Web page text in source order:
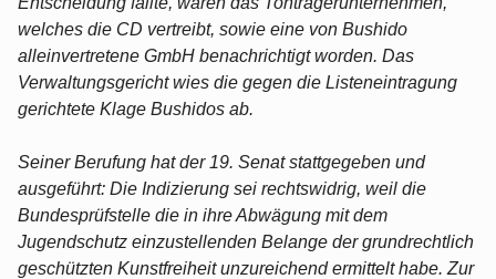
welches die CD vertreibt, sowie eine von Bushido
alleinvertretene GmbH benachrichtigt worden. Das
Verwaltungsgericht wies die gegen die Listeneintragung
gerichtete Klage Bushidos ab.
Seiner Berufung hat der 19. Senat stattgegeben und
ausgeführt: Die Indizierung sei rechtswidrig, weil die
Bundesprüfstelle die in ihre Abwägung mit dem
Jugendschutz einzustellenden Belange der grundrechtlich
geschützten Kunstfreiheit unzureichend ermittelt habe. Zur